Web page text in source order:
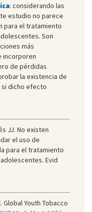
: considerando las
estudio no parece
para el tratamiento
Son
más
incorporen
de pérdidas
la existencia de
si dicho efecto
JJ. No existen
el uso de
para el tratamiento
Evid
Youth Tobacco